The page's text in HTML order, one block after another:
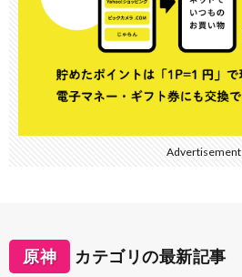
Advertisement
原神 カテゴリの最新記事